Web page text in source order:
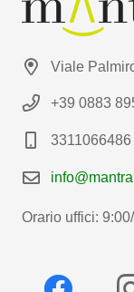
Viale
+39 0883
3311066486
Orario uffici: